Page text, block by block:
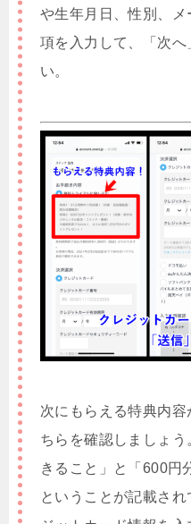
や生年月日、性別、
項を入力して、「次へ
い。
次にもらえる特典内
ちらを確認しましょ
きること」と「600円
ということが記載さ